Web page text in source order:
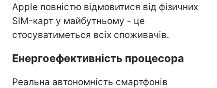
Apple повністю відмовитися від фізичних
SIM-карт у майбутньому - це
стосуватиметься всіх споживачів.
Енергоефективність процесора
Реальна автономність смартфонів